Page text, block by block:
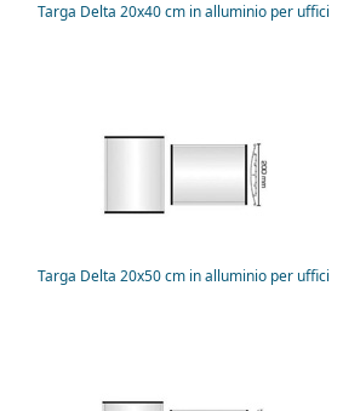
Targa Delta 20x40 cm in alluminio per uffici
Targa Delta 20x50 cm in alluminio per uffici